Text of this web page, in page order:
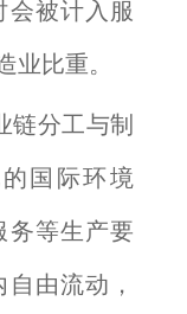
会被计入服
业比重。
链分工与制
国际环境
务等生产要
由流动，